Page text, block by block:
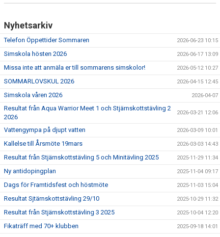
WEBSHOP
Nyhetsarkiv
Telefon Öppettider Sommaren 2026-06-23 10:15
Simskola hösten 2026 2026-06-17 13:09
Missa inte att anmäla er till sommarens simskolor! 2026-05-12 10:27
SOMMARLOVSKUL 2026 2026-04-15 12:45
Simskola våren 2026 2026-04-07
Resultat från Aqua Warrior Meet 1 och Stjärnskottstävling 2
2026
2026-03-21 12:06
Vattengympa på djupt vatten 2026-03-09 10:01
Kallelse till Årsmöte 19mars 2026-03-03 14:43
Resultat från Stjärnskottstävling 5 och Minitävling 2025 2025-11-29 11:34
Ny antidopingplan 2025-11-04 09:17
Dags för Framtidsfest och höstmöte 2025-11-03 15:04
Resultat Sjtärnskottstävling 29/10 2025-10-29 11:32
Resultat från Stjärnskottstävling 3 2025 2025-10-04 12:20
Fikaträff med 70+ klubben 2025-09-18 14:01